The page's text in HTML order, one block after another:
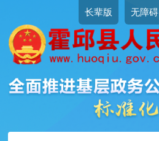
长辈版 无障碍